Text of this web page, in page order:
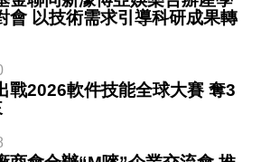
會 以技術需求引導科研成果轉
戰2026軟件技能全球大賽 奪3